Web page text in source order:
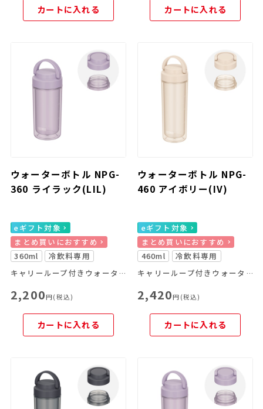
カートに入れる カートに入れる
ウォーターボトル NPG-
360 ライラック(LIL)
eギフト対象
まとめ買いにおすすめ
360ml
冷飲料専用
キャリーループ付きウォーターボトル
2,200円(税込)
カートに入れる
ウォーターボトル NPG-
460 アイボリー(IV)
eギフト対象
まとめ買いにおすすめ
460ml
冷飲料専用
キャリーループ付きウォーターボトル
2,420円(税込)
カートに入れる